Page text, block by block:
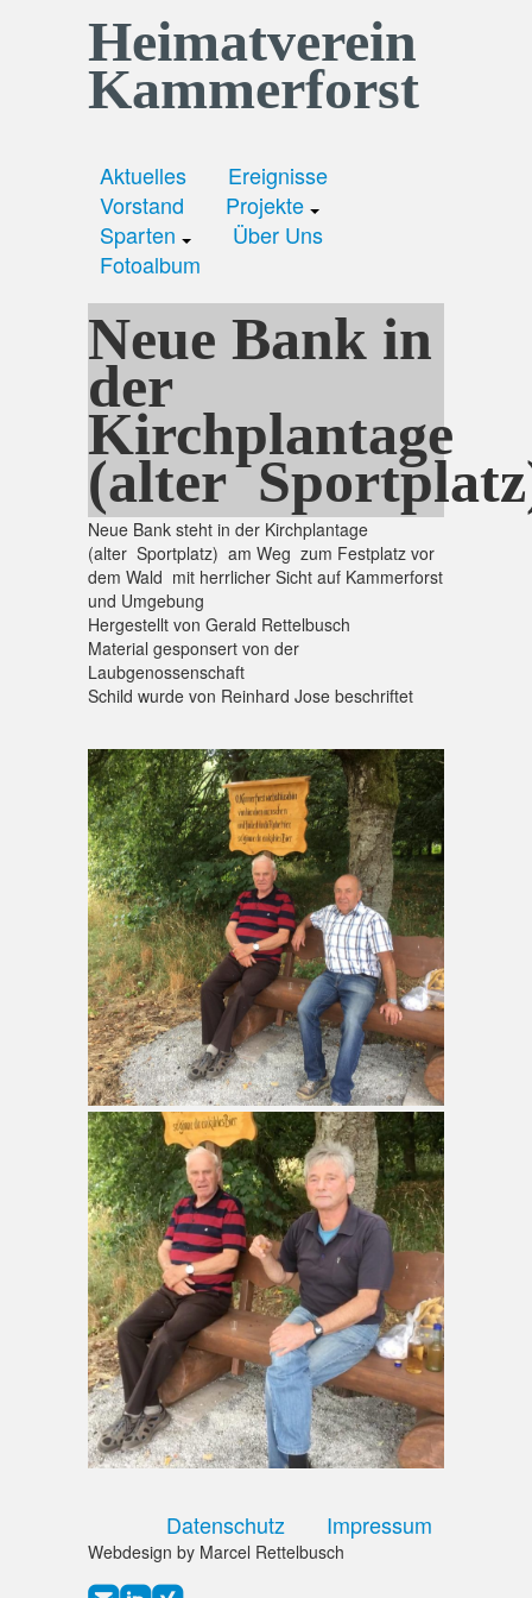
Heimatverein
Kammerforst
Aktuelles
Ereignisse
Vorstand
Projekte
Sparten
Über Uns
Fotoalbum
Neue Bank in
der
Kirchplantage
(alter
Neue Bank steht in der Kirchplantage
(alter Sportplatz) am Weg zum Festplatz vor
dem Wald mit herrlicher Sicht auf Kammerforst
und Umgebung
Hergestellt von Gerald Rettelbusch
Material gesponsert von der
Laubgenossenschaft
Schild wurde von Reinhard Jose beschriftet
Datenschutz Impressum
Webdesign by Marcel Rettelbusch